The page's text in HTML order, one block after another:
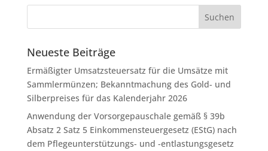
Neueste Beiträge
Ermäßigter Umsatzsteuersatz für die Umsätze mit
Sammlermünzen; Bekanntmachung des Gold- und
Silberpreises für das Kalenderjahr 2026
Anwendung der Vorsorgepauschale gemäß § 39b
Absatz 2 Satz 5 Einkommensteuergesetz (EStG) nach
dem Pflegeunterstützungs- und -entlastungsgesetz